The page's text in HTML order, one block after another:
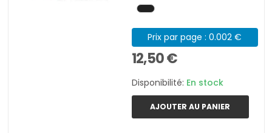
Prix par page : 0.002 €
12,50 €
Disponibilité: En stock
AJOUTER AU PANIER